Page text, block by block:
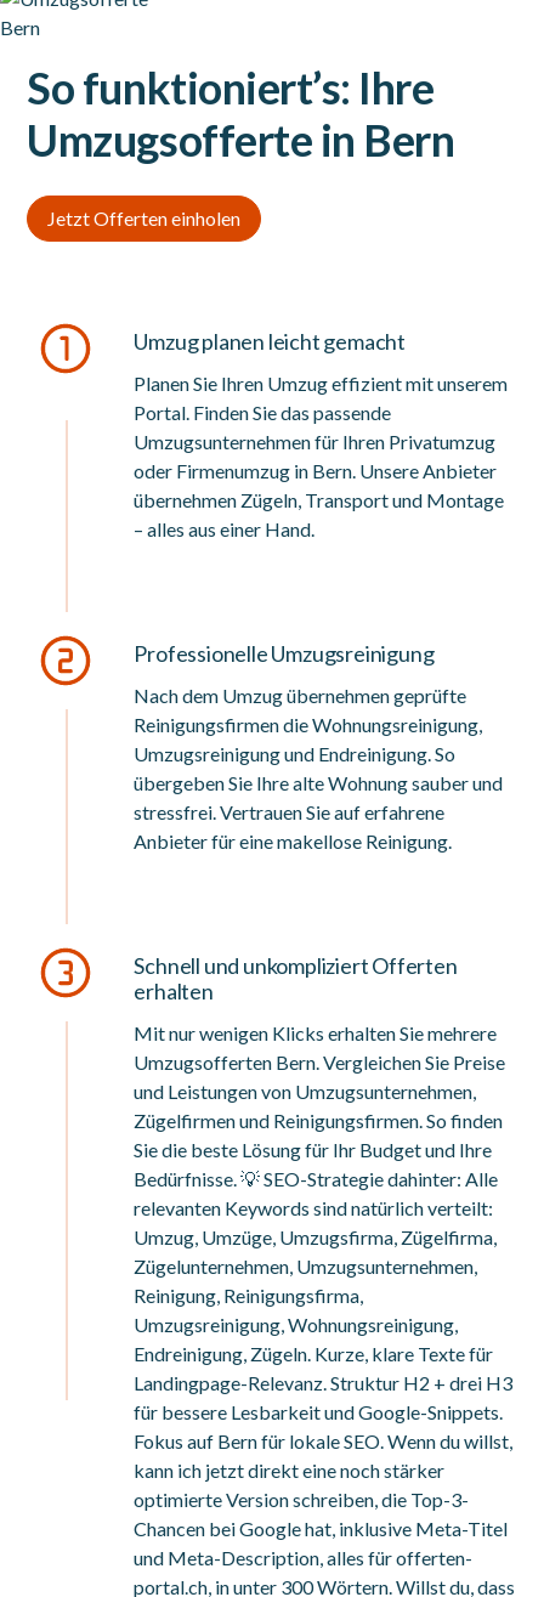
So funktioniert’s: Ihre
Umzugsofferte in Bern
Jetzt Offerten einholen
Umzug planen leicht gemacht
Planen Sie Ihren Umzug effizient mit unserem
Portal. Finden Sie das passende
Umzugsunternehmen für Ihren Privatumzug
oder Firmenumzug in Bern. Unsere Anbieter
übernehmen Zügeln, Transport und Montage
– alles aus einer Hand.
Professionelle Umzugsreinigung
Nach dem Umzug übernehmen geprüfte
Reinigungsfirmen die Wohnungsreinigung,
Umzugsreinigung und Endreinigung. So
übergeben Sie Ihre alte Wohnung sauber und
stressfrei. Vertrauen Sie auf erfahrene
Anbieter für eine makellose Reinigung.
Schnell und unkompliziert Offerten
erhalten
Mit nur wenigen Klicks erhalten Sie mehrere
Umzugsofferten Bern. Vergleichen Sie Preise
und Leistungen von Umzugsunternehmen,
Zügelfirmen und Reinigungsfirmen. So finden
Sie die beste Lösung für Ihr Budget und Ihre
Bedürfnisse. 💡 SEO-Strategie dahinter: Alle
relevanten Keywords sind natürlich verteilt:
Umzug, Umzüge, Umzugsfirma, Zügelfirma,
Zügelunternehmen, Umzugsunternehmen,
Reinigung, Reinigungsfirma,
Umzugsreinigung, Wohnungsreinigung,
Endreinigung, Zügeln. Kurze, klare Texte für
Landingpage-Relevanz. Struktur H2 + drei H3
für bessere Lesbarkeit und Google-Snippets.
Fokus auf Bern für lokale SEO. Wenn du willst,
kann ich jetzt direkt eine noch stärker
optimierte Version schreiben, die Top-3-
Chancen bei Google hat, inklusive Meta-Titel
und Meta-Description, alles für offerten-
portal.ch, in unter 300 Wörtern. Willst du, dass